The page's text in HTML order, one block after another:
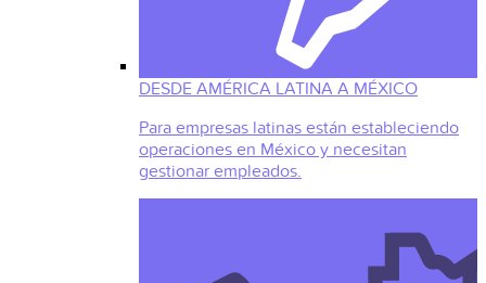
DESDE AMÉRICA LATINA A MÉXICO
Para empresas latinas están estableciendo
operaciones en México y necesitan
gestionar empleados.